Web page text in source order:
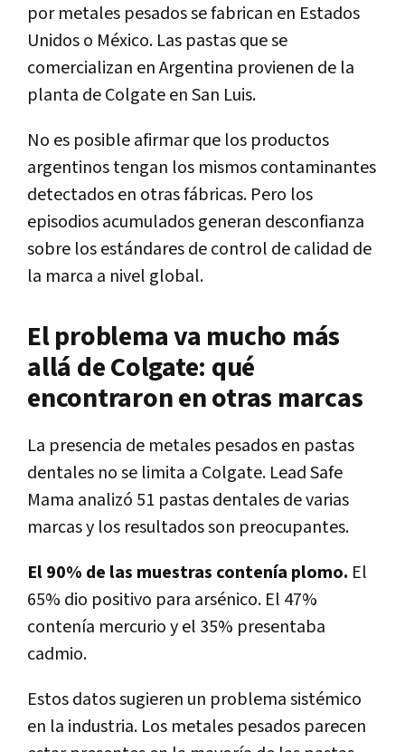
por metales pesados se fabrican en Estados
Unidos o México. Las pastas que se
comercializan en Argentina provienen de la
planta de Colgate en San Luis.
No es posible afirmar que los productos
argentinos tengan los mismos contaminantes
detectados en otras fábricas. Pero los
episodios acumulados generan desconfianza
sobre los estándares de control de calidad de
la marca a nivel global.
El problema va mucho más
allá de Colgate: qué
encontraron en otras marcas
La presencia de metales pesados en pastas
dentales no se limita a Colgate. Lead Safe
Mama analizó 51 pastas dentales de varias
marcas y los resultados son preocupantes.
El 90% de las muestras contenía plomo. El
65% dio positivo para arsénico. El 47%
contenía mercurio y el 35% presentaba
cadmio.
Estos datos sugieren un problema sistémico
en la industria. Los metales pesados parecen